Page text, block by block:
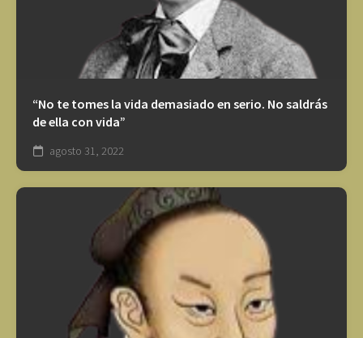
“No te tomes la vida demasiado en serio. No saldrás
de ella con vida”
agosto 31, 2022